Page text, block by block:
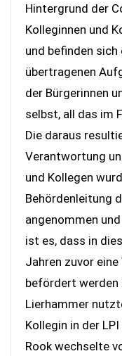
Hintergrund der
Kolleginnen und
und befinden
übertragenen
der Bürgerinnen
selbst, all das im
Die daraus
Verantwortung
und Kollegen
Behördenleitung
angenommen
ist es, dass in
Jahren zuvor
befördert werden
Lierhammer
Kollegin in der
Rook wechselte